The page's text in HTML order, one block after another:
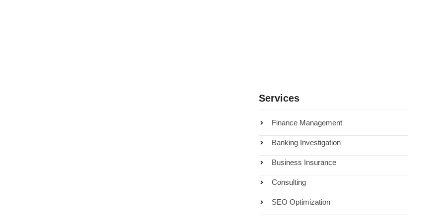
Services
Finance Management
Banking Investigation
Business Insurance
Consulting
SEO Optimization